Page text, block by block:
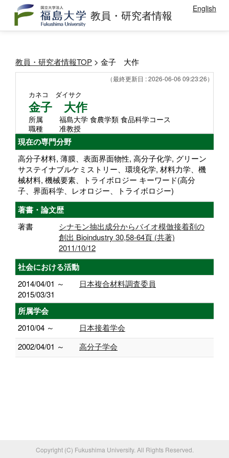
教員・研究者情報 English
教員・研究者情報TOP > 金子 大作
（最終更新日 : 2026-06-06 09:23:26）
カネコ ダイサク
金子 大作
所属
福島大学 食農学類 食品科学コース
職種
准教授
現在の専門分野
高分子材料, 薄膜、表面界面物性, 高分子化学, グリーン
サステイナブルケミストリー、環境化学, 材料力学、機
械材料, 機械要素、トライボロジー キーワード(高分
子、界面科学、レオロジー、トライボロジー)
著書・論文歴
著書
シナモン抽出成分からバイオ模倣接着剤の
創出 Bioindustry 30,58-64頁 (共著)
2011/10/12
社会における活動
2014/04/01 ～
2015/03/31
日本複合材料調査委員
所属学会
2010/04 ～
日本接着学会
2002/04/01 ～
高分子学会
Copyright (C) Fukushima University. All Rights Reserved.